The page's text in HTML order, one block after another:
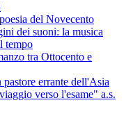
del Novecento
dei suoni: la musica
tempo
tra Ottocento e
errante dell'Asia
verso l'esame" a.s.